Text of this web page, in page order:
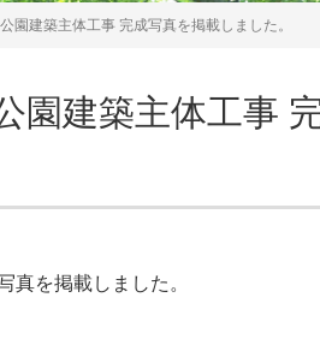
園建築主体工事 完成写真を掲載しました。
園建築主体工事
真を掲載しました。